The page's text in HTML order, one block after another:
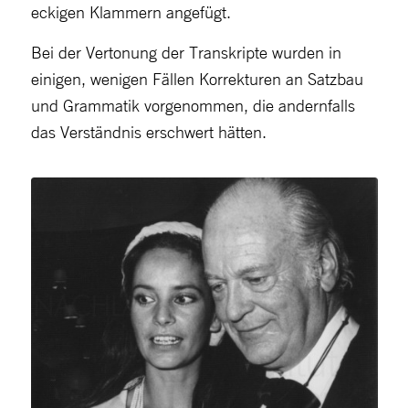
eckigen Klammern angefügt.
Bei der Vertonung der Transkripte wurden in
einigen, wenigen Fällen Korrekturen an Satzbau
und Grammatik vorgenommen, die andernfalls
das Verständnis erschwert hätten.
Curd und Margie Jürgens